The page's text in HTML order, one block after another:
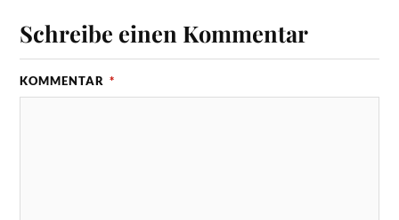
Schreibe einen Kommentar
KOMMENTAR *